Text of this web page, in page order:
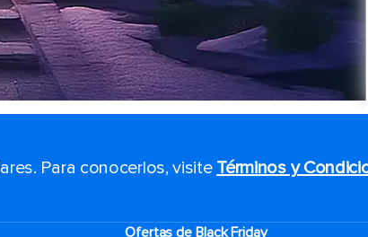
Para conocerlos, visite Términos y
Ofertas de Black Friday